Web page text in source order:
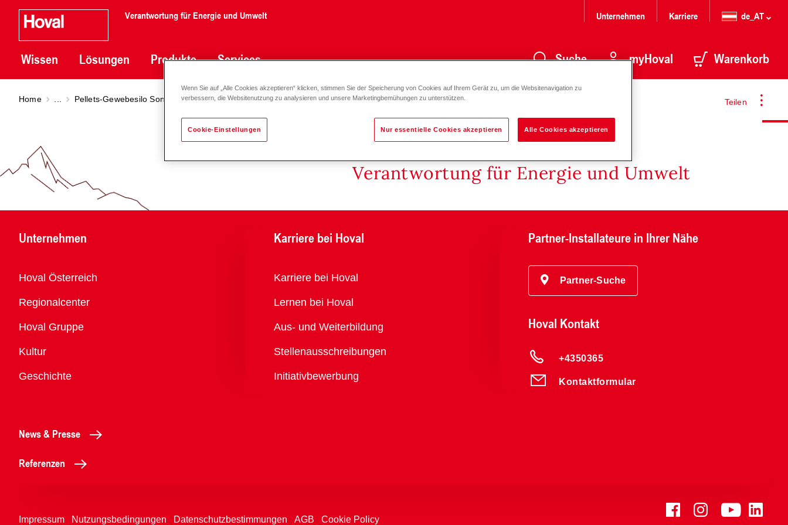
Verantwortung für Energie und Umwelt
Wissen Lösungen Produkte Services
Unternehmen Karriere de_AT
Suche myHoval Warenkorb
Teilen
Home Pellets-Gewebesilo Sonderlösungen Pellets-Gewebesilo Sonderlösungen
Verantwortung für Energie und Umwelt
Unternehmen
Übersicht
Hoval Österreich
Regionalcenter
Hoval Gruppe
Kultur
Geschichte
Karriere bei Hoval
Übersicht
Karriere bei Hoval
Lernen bei Hoval
Aus- und Weiterbildung
Stellenausschreibungen
Initiativbewerbung
Partner-Installateure in Ihrer Nähe
Partner-Suche
Hoval Kontakt
+4350365
Kontaktformular
News & Presse
Referenzen
Impressum Nutzungsbedingungen Datenschutzbestimmungen AGB Cookie Policy
Wenn Sie auf „Alle Cookies akzeptieren“ klicken, stimmen Sie der Speicherung von Cookies auf Ihrem Gerät zu, um die Websitenavigation zu
verbessern, die Websitenutzung zu analysieren und unsere Marketingbemühungen zu unterstützen.
Cookie-Einstellungen Nur essentielle Cookies akzeptieren Alle Cookies akzeptieren